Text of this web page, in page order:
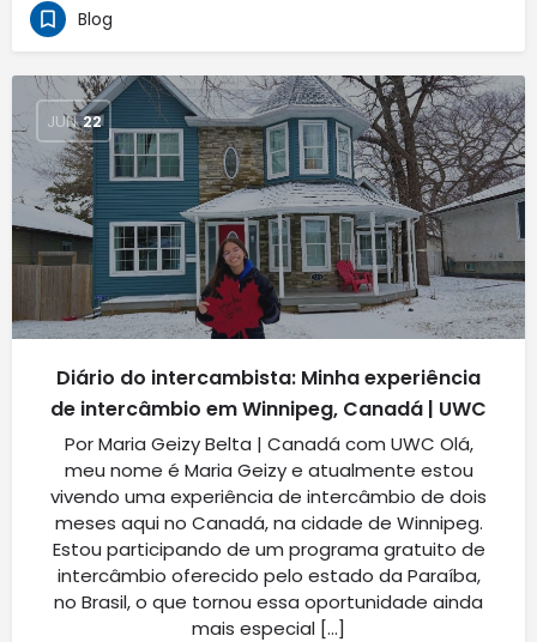
Blog
JUN 22
Diário do intercambista: Minha experiência
de intercâmbio em Winnipeg, Canadá | UWC
Por Maria Geizy Belta | Canadá com UWC Olá,
meu nome é Maria Geizy e atualmente estou
vivendo uma experiência de intercâmbio de dois
meses aqui no Canadá, na cidade de Winnipeg.
Estou participando de um programa gratuito de
intercâmbio oferecido pelo estado da Paraíba,
no Brasil, o que tornou essa oportunidade ainda
mais especial […]